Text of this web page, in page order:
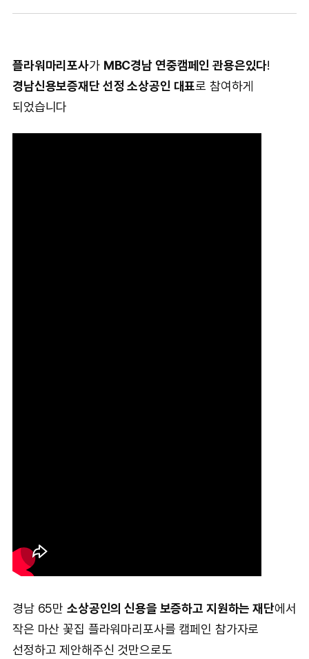
플라워마리포사가 MBC경남 연중캠페인 관용은있다!
경남신용보증재단 선정 소상공인 대표로 참여하게
되었습니다
경남 65만 소상공인의 신용을 보증하고 지원하는 재단에서
작은 마산 꽃집 플라워마리포사를 캠페인 참가자로
선정하고 제안해주신 것만으로도